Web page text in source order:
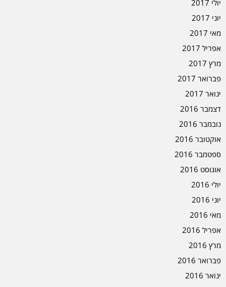
יולי 2017
יוני 2017
מאי 2017
אפריל 2017
מרץ 2017
פברואר 2017
ינואר 2017
דצמבר 2016
נובמבר 2016
אוקטובר 2016
ספטמבר 2016
אוגוסט 2016
יולי 2016
יוני 2016
מאי 2016
אפריל 2016
מרץ 2016
פברואר 2016
ינואר 2016